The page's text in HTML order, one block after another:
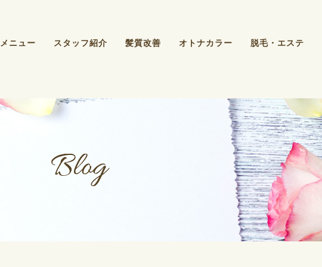
脱毛・エステ
オトナカラー
髪質改善
スタッフ紹介
メニュー